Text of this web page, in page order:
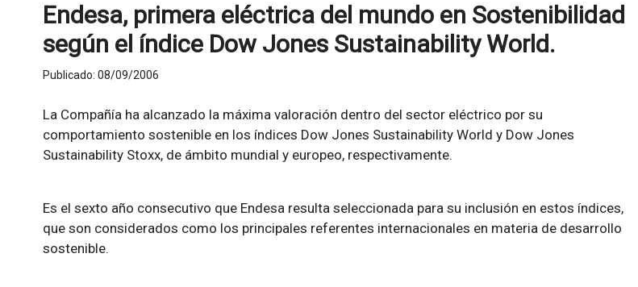
Endesa, primera eléctrica del mundo en Sostenibilidad
según el índice Dow Jones Sustainability World.
Publicado: 08/09/2006
La Compañía ha alcanzado la máxima valoración dentro del sector eléctrico por su
comportamiento sostenible en los índices Dow Jones Sustainability World y Dow Jones
Sustainability Stoxx, de ámbito mundial y europeo, respectivamente.
Es el sexto año consecutivo que Endesa resulta seleccionada para su inclusión en estos índices,
que son considerados como los principales referentes internacionales en materia de desarrollo
sostenible.